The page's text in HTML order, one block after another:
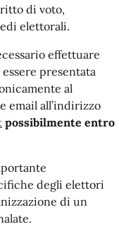
di voto,
elettorali.
effettuare
presentata
al
email all’indirizzo
possibilmente entro
degli elettori
di un